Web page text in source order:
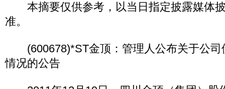
本摘要仅供参考，以当日指定披露媒体
准。
(600678)*ST金顶：管理人公布关于公司
情况的公告